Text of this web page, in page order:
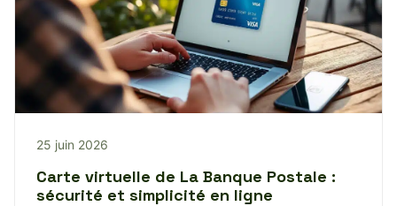
25 juin 2026
Carte virtuelle de La Banque Postale :
sécurité et simplicité en ligne